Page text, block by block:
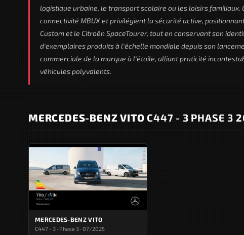
logistique urbaine, le transport scolaire ou les loisirs
connectivité MBUX et privilégient la sécurité active,
Custom et le Citroën SpaceTourer, tout en conservant son
d'exemplaires produits à l'échelle mondiale depuis son
commerciale de la marque à l'étoile, alliant praticité
véhicules polyvalents.
MERCEDES-BENZ VITO C447 - 3 PHASE 3
MERCEDES-BENZ VITO
C447 - 3 · Phase 3 · 07/2025